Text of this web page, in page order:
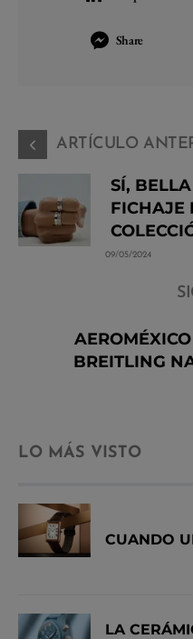
Share
ARTÍCULO
SÍ,
FICHAJE
09/05/2024
BREITLING
LO MÁS VISTO
CUANDO
LA